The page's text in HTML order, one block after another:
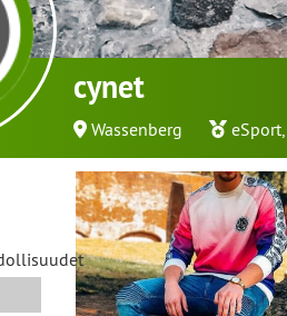
cynet
Wassenberg eSport,